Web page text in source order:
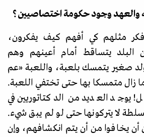
والعهد وجود حكومة اختصاصيين؟
مثلهم كي أفهم كيف يفكرون،
البلد يتساقط أمام أعينهم وهم
صغير يتمسك بلعبة، واللعبة «عم
زال متمسكا بها حتى تختفي اللعبة.
العديد من الدكتاتوريين في
لا يتركونها حتى لو لم يبق شيء.
أن يخافوا من أن يتم انكشافهم، وإن